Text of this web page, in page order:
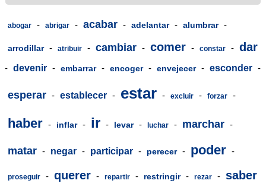
abogar - abrigar - acabar - adelantar - alumbrar -
arrodillar - atribuir - cambiar - comer - constar - dar
- devenir - embarrar - encoger - envejecer - esconder -
esperar - establecer - estar - excluir - forzar -
haber - inflar - ir - levar - luchar - marchar -
matar - negar - participar - perecer - poder -
proseguir - querer - repartir - restringir - rezar - saber